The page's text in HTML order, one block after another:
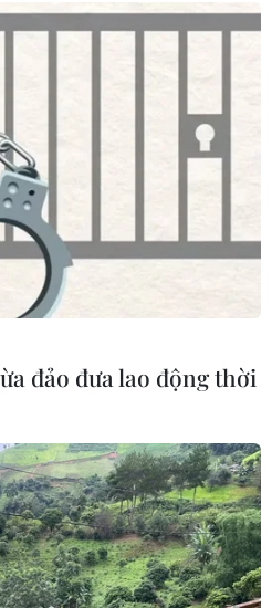
MỤC
lớn
2026/27
đảo đưa lao động thời